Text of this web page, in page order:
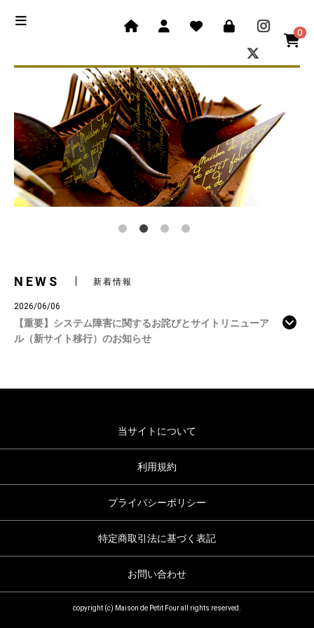
0
NEWS 新着情報
2026/06/06
【重要】システム障害に関するお詫びとサイトリニューア
ル（新サイト移行）のお知らせ
当サイトについて
利用規約
プライバシーポリシー
特定商取引法に基づく表記
お問い合わせ
copyright (c) Maison de Petit Four all rights reserved.